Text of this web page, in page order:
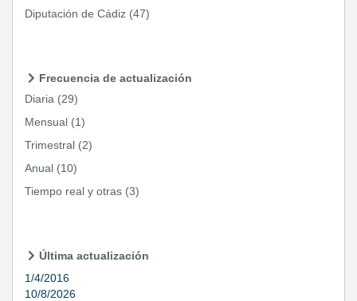
Diputación de Cádiz (47)
Frecuencia de actualización
Diaria (29)
Mensual (1)
Trimestral (2)
Anual (10)
Tiempo real y otras (3)
Última actualización
1/4/2016
10/8/2026